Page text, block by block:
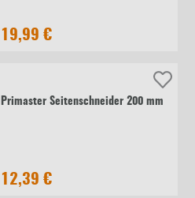
19,99 €
Primaster Seitenschneider 200 mm
12,39 €